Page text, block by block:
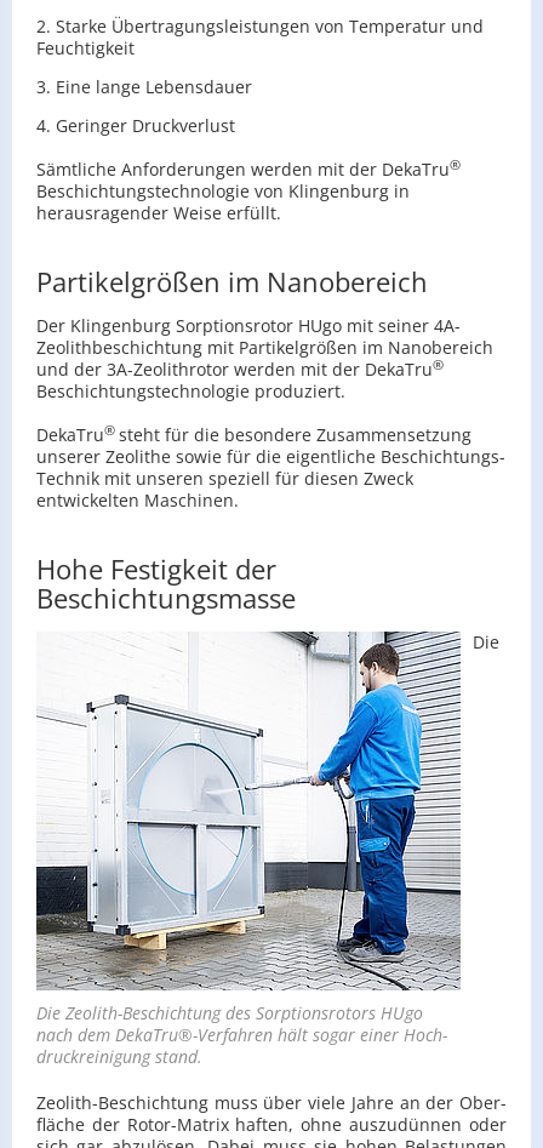
2. Starke Übertragungsleistungen von Temperatur und
Feuchtigkeit
3. Eine lange Lebensdauer
4. Geringer Druckverlust
Sämtliche Anforderungen werden mit der DekaTru®
Beschichtungstechnologie von Klingenburg in
herausragender Weise erfüllt.
Partikelgrößen im Nanobereich
Der Klingenburg Sorptionsrotor HUgo mit seiner 4A-
Zeolithbeschichtung mit Partikelgrößen im Nanobereich
und der 3A-Zeolithrotor werden mit der DekaTru®
Beschichtungstechnologie produziert.
DekaTru® steht für die besondere Zusammensetzung
unserer Zeolithe sowie für die eigentliche Beschichtungs-
Technik mit unseren speziell für diesen Zweck
entwickelten Maschinen.
Hohe Festigkeit der
Beschichtungsmasse
Die Zeo­lith-Be­schich­tung des Sorp­ti­ons­ro­tors HUgo
nach dem De­kaT­ru®-Ver­fah­ren hält sogar einer Hoch­
druck­rei­ni­gung stand.
Die
Zeo­lith-Be­schich­tung muss über viele Jahre an der Ober­
flä­che der Ro­tor-Ma­trix haf­ten, ohne aus­zu­dün­nen oder